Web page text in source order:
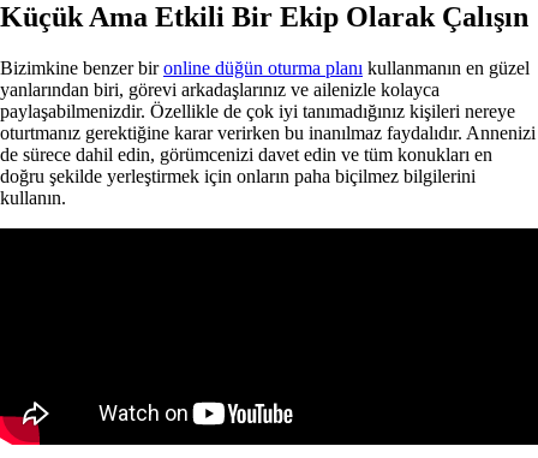
Küçük Ama Etkili Bir Ekip Olarak Çalışın
Bizimkine benzer bironline düğün oturma planı kullanmanın en güzel
yanlarından biri, görevi arkadaşlarınız ve ailenizle kolayca
paylaşabilmenizdir. Özellikle de çok iyi tanımadığınız kişileri nereye
oturtmanız gerektiğine karar verirken bu inanılmaz faydalıdır. Annenizi
de sürece dahil edin, görümcenizi davet edin ve tüm konukları en
doğru şekilde yerleştirmek için onların paha biçilmez bilgilerini
kullanın.